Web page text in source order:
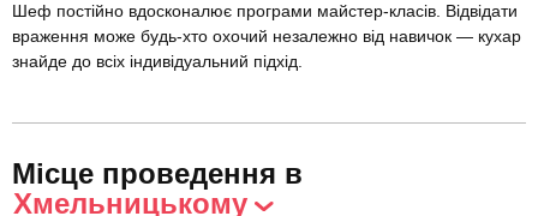
Шеф постійно вдосконалює програми майстер-класів. Відвідати
враження може будь-хто охочий незалежно від навичок — кухар
знайде до всіх індивідуальний підхід.
Місце проведення в
Хмельницькому